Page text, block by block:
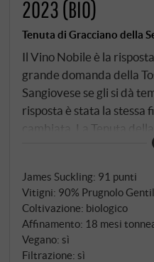
2023 (BIO)
Tenuta di Gracciano della
Il Vino Nobile è la
grande domanda della
Sangiovese se gli si dà
risposta è stata la stessa
cambiata. La Tenuta
Greco è uno degli
Maramai e Toraia si
altezza con esposizione
argillosi che permettono
maturare lentamente e
esattamente ciò di cui ha
James Suckling: 91 punti
Vitigni: 90% Prugnolo
Coltivazione: biologico
Affinamento: 18 mesi
Vegano: sì
Filtrazione: sì